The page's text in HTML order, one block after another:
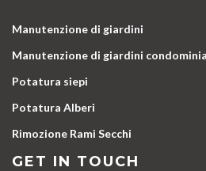
Manutenzione di giardini
Manutenzione di giardini
Potatura siepi
Potatura Alberi
Rimozione Rami Secchi
GET IN TOUCH